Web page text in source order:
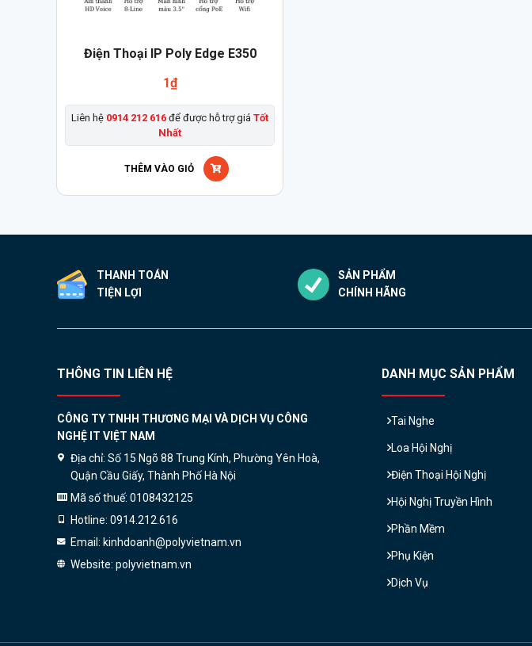
Điện Thoại IP Poly Edge E350
1₫
Liên hệ 0914 212 616 để được hỗ trợ giá Tốt
Nhất
THÊM VÀO GIỎ
THANH TOÁN
TIỆN LỢI
SẢN PHẨM
CHÍNH HÃNG
THÔNG TIN LIÊN HỆ
CÔNG TY TNHH THƯƠNG MẠI VÀ DỊCH VỤ CÔNG
NGHỆ IT VIỆT NAM
Địa chỉ: Số 15 Ngõ 88 Trung Kính, Phường Yên Hoà,
Quận Cầu Giấy, Thành Phố Hà Nội
Mã số thuế: 0108432125
Hotline: 0914.212.616
Email: kinhdoanh@polyvietnam.vn
Website: polyvietnam.vn
DANH MỤC SẢN PHẨM
Tai Nghe
Loa Hội Nghị
Điện Thoại Hội Nghị
Hội Nghị Truyền Hình
Phần Mềm
Phụ Kiện
Dịch Vụ